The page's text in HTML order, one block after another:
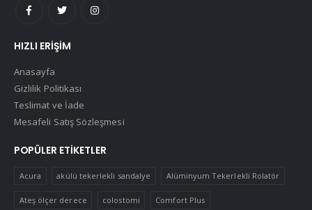
HIZLI ERIŞIM
Anasayfa
Gizlilik Politikası
Teslimat ve İade
Mesafeli Satış Sözleşmesi
POPÜLER ETIKETLER
Acura akülü tekerlekli sandalye Alüminyum Tekerlekli Rolatör
Ateş ölçer derece colostomi Comfort Plus